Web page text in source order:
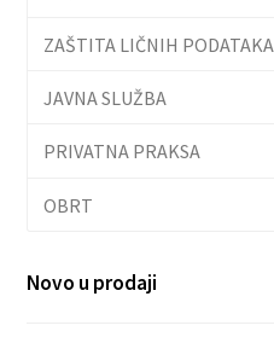
ZAŠTITA LIČNIH PODATAKA
JAVNA SLUŽBA
PRIVATNA PRAKSA
OBRT
Novo u prodaji